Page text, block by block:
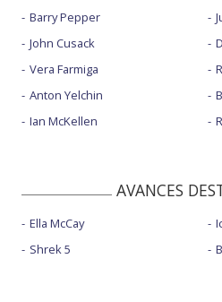
Barry Pepper
John Cusack
Vera Farmiga
Anton Yelchin
Ian McKellen
AVANCES
Ella McCay
Shrek 5